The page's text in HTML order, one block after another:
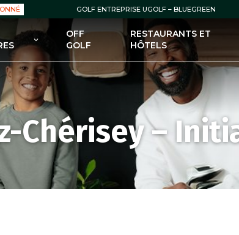
GOLF ENTREPRISE UGOLF – BLUEGREEN
: GREEN FEES
: ABONNEMENTS
: ENSEIGNEMENT
: BOUTIQUES
– BONS PLANS /
OFF
GOLF
RESTAURANTS ET
HÔTELS
Chérisey –